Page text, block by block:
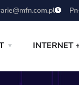
INTERNET